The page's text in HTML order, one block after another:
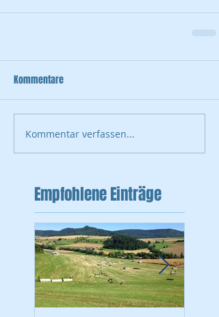
Kommentare
Kommentar verfassen...
Empfohlene Einträge